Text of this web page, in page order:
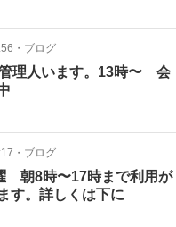
・ ブログ
理人います。13時〜 会
・ ブログ
朝8時〜17時まで利用が
す。詳しくは下に